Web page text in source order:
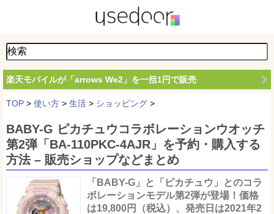
楽天モバイルが「arrows We2」を一括1円で販売
TOP > 使い方 > 生活 > ショッピング >
BABY-G ピカチュウコラボレーションウオッチ
第2弾「BA-110PKC-4AJR」を予約・購入する
方法 – 販売ショップなどまとめ
「BABY-G」と「ピカチュウ」とのコラ
ボレーションモデル第2弾が登場！価格
は19,800円（税込）、発売日は2021年2